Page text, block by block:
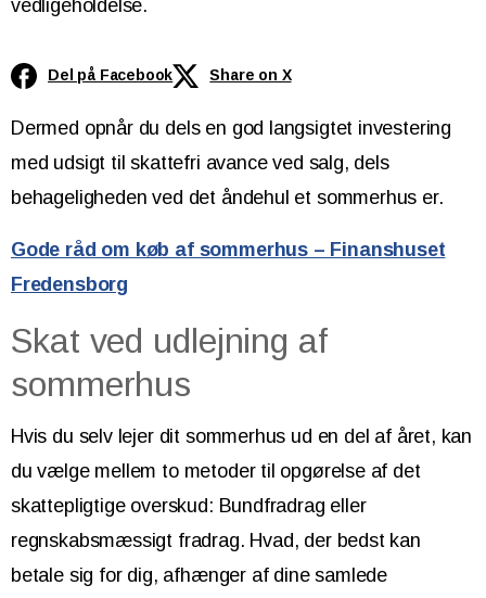
vedligeholdelse.
Del på Facebook Share on X
Dermed opnår du dels en god langsigtet investering
med udsigt til skattefri avance ved salg, dels
behageligheden ved det åndehul et sommerhus er.
Gode råd om køb af sommerhus – Finanshuset
Fredensborg
Skat ved udlejning af
sommerhus
Hvis du selv lejer dit sommerhus ud en del af året, kan
du vælge mellem to metoder til opgørelse af det
skattepligtige overskud: Bundfradrag eller
regnskabsmæssigt fradrag. Hvad, der bedst kan
betale sig for dig, afhænger af dine samlede